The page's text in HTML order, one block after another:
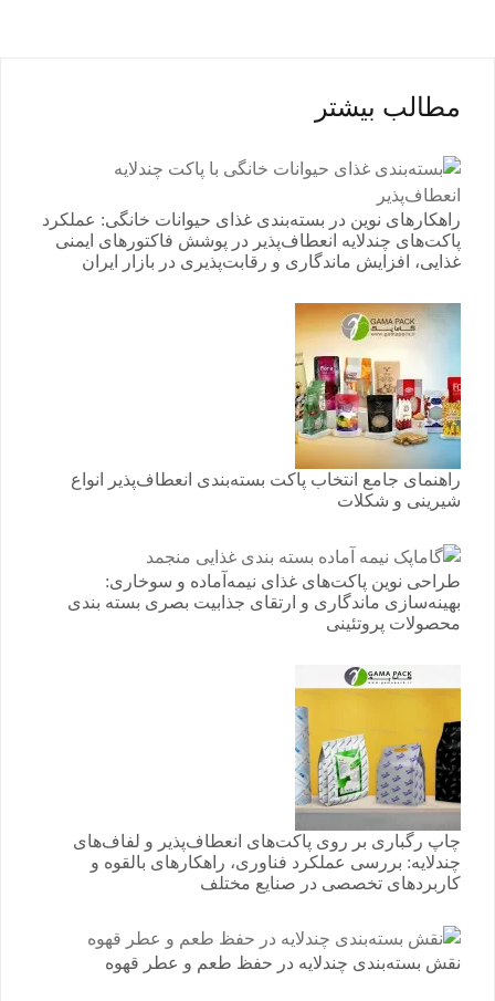
مطالب بیشتر
راهکارهای نوین در بسته‌بندی غذای حیوانات خانگی: عملکرد
پاکت‌های چندلایه انعطاف‌پذیر در پوشش فاکتورهای ایمنی
غذایی، افزایش ماندگاری و رقابت‌پذیری در بازار ایران
راهنمای جامع انتخاب پاکت بسته‌بندی انعطاف‌پذیر انواع
شیرینی و شکلات
طراحی نوین پاکت‌های غذای نیمه‌آماده و سوخاری:
بهینه‌سازی ماندگاری و ارتقای جذابیت بصری بسته بندی
محصولات پروتئینی
چاپ رگباری بر روی پاکت‌های انعطاف‌پذیر و لفاف‌های
چندلایه: بررسی عملکرد فناوری، راهکارهای بالقوه و
کاربردهای تخصصی در صنایع مختلف
نقش بسته‌بندی چندلایه در حفظ طعم و عطر قهوه